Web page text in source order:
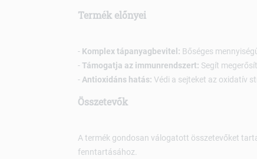
Termék előnyei
- Komplex tápanyagbevitel: Bőséges
-Támogatja az immunrendszert: Segít
-Antioxidáns hatás: Védi a sejteket az oxidatív
Összetevők
A termék gondosan válogatott összetevőket
fenntartásához.